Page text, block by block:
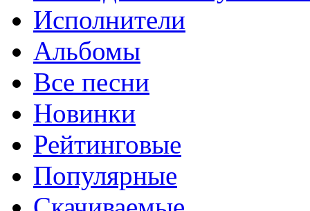
Исполнители
Альбомы
Все песни
Новинки
Рейтинговые
Популярные